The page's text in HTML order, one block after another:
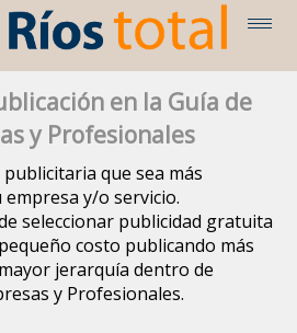
en la Guía de
y Profesionales
que sea más
y/o servicio.
seleccionar publicidad gratuita
costo publicando más
jerarquía dentro de
y Profesionales.